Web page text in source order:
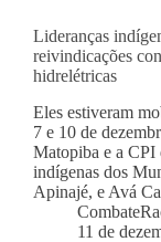
Lideranças
reivindicações
hidrelétricas
Eles estiveram
7 e 10 de
Matopiba e a CPI
indígenas dos
Apinajé, e Avá
11 de